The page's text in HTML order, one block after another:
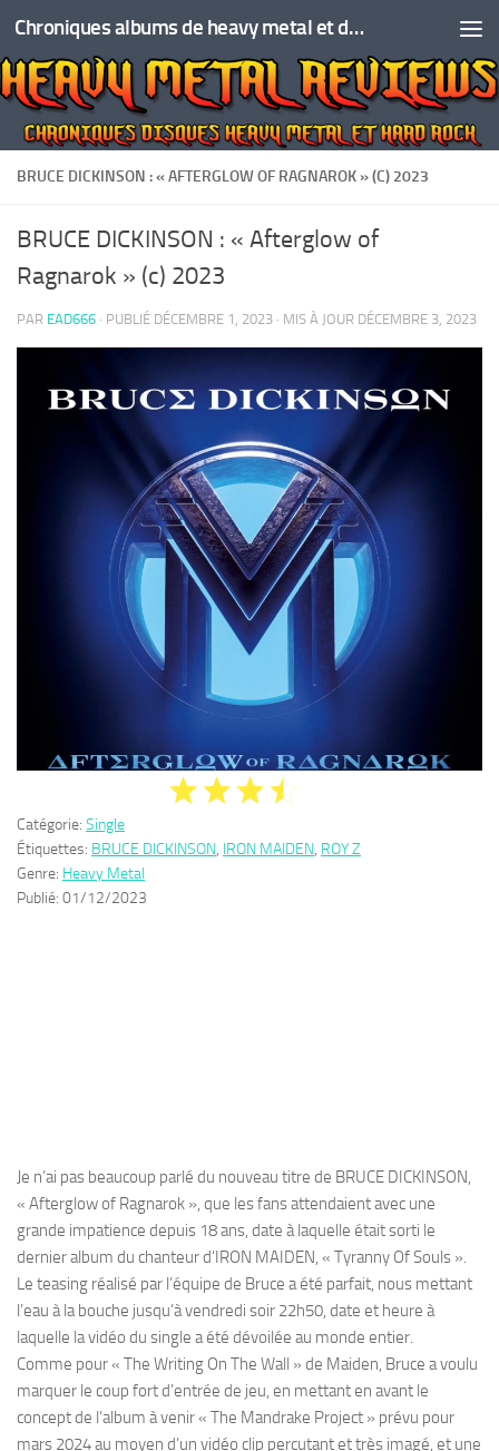
Skip to content Chroniques albums de heavy metal et de hard rock
BRUCE DICKINSON : « AFTERGLOW OF RAGNAROK » (C) 2023
BRUCE DICKINSON : « Afterglow of
Ragnarok » (c) 2023
PAR EAD666 · PUBLIÉ DÉCEMBRE 1, 2023 · MIS À JOUR DÉCEMBRE 3, 2023
Catégorie: Single
Étiquettes: BRUCE DICKINSON, IRON MAIDEN, ROY Z
Genre: Heavy Metal
Publié: 01/12/2023
Je n’ai pas beaucoup parlé du nouveau titre de BRUCE DICKINSON,
« Afterglow of Ragnarok », que les fans attendaient avec une
grande impatience depuis 18 ans, date à laquelle était sorti le
dernier album du chanteur d’IRON MAIDEN, « Tyranny Of Souls ».
Le teasing réalisé par l’équipe de Bruce a été parfait, nous mettant
l’eau à la bouche jusqu’à vendredi soir 22h50, date et heure à
laquelle la vidéo du single a été dévoilée au monde entier.
Comme pour « The Writing On The Wall » de Maiden, Bruce a voulu
marquer le coup fort d’entrée de jeu, en mettant en avant le
concept de l’album à venir « The Mandrake Project » prévu pour
mars 2024 au moyen d’un vidéo clip percutant et très imagé, et une